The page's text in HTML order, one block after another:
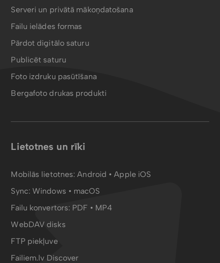
Serveri un privātā mākoņdatošana
Failu ielādes formas
Pārdot digitālo saturu
Publicēt saturu
Foto izdruku pasūtīšana
Bergafoto drukas produkti
Lietotnes un rīki
Mobilās lietotnes:Android •Apple iOS
Sync:Windows • macOS
Failu konvertors: PDF • MP4
WebDAV disks
FTP piekļuve
Failiem.lv Discover